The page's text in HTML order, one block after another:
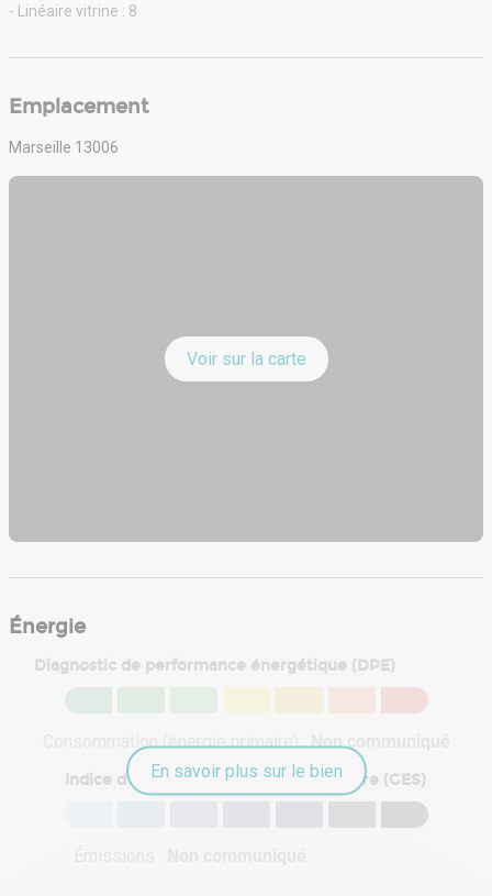
- Linéaire vitrine : 8
Emplacement
Marseille 13006
Voir sur la carte
Énergie
Diagnostic de performance énergétique (DPE)
Consommation (énergie primaire) :Non communiqué
Indice d'émission de gaz à effet de serre (GES)
En savoir plus sur le bien